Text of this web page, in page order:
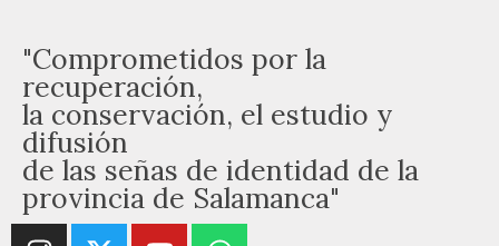
"Comprometidos por la
recuperación,
la conservación, el estudio y
difusión
de las señas de identidad de la
provincia de Salamanca"